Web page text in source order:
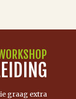
graag extra